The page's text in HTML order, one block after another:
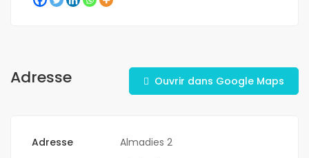
Adresse Ouvrir dans Google Maps
Adresse
Almadies 2